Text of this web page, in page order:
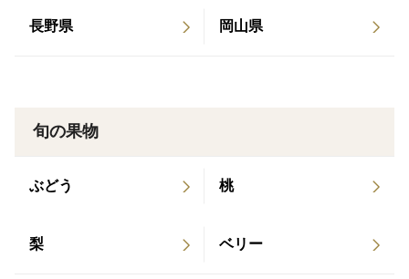
濃厚な甘さとほどよい酸味が調和した、深い味わいをご
食べ応え抜群のプリップリでジューシーな果実をお楽し
長野県 岡山県
旬の果物
ぶどう 桃
梨 ベリー